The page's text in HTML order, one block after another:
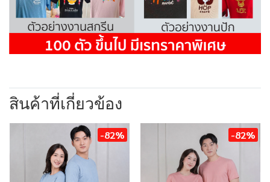
สินค้าที่เกี่ยวข้อง
-82% -82%